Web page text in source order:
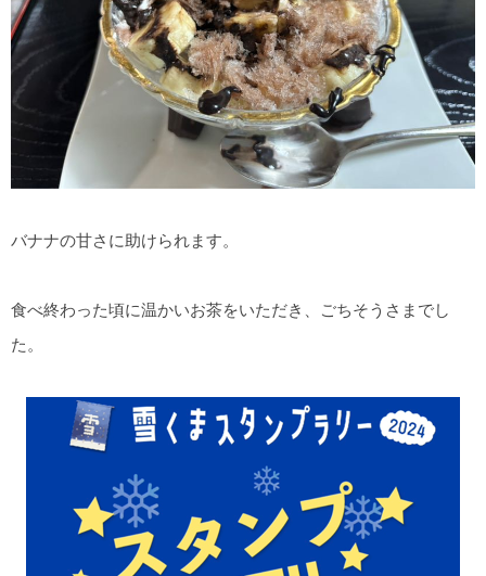
バナナの甘さに助けられます。
食べ終わった頃に温かいお茶をいただき、ごちそうさまでし
た。